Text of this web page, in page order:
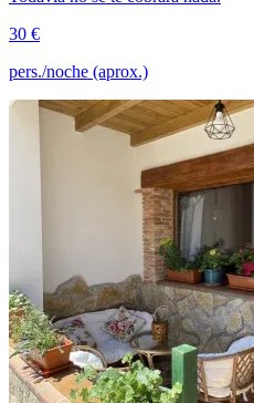
30 €
pers./noche (aprox.)